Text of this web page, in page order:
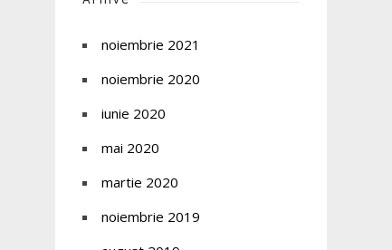
noiembrie 2021
noiembrie 2020
iunie 2020
mai 2020
martie 2020
noiembrie 2019